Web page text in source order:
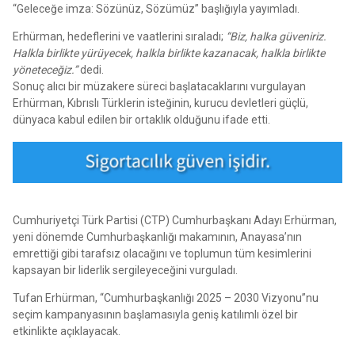
“Geleceğe imza: Sözünüz, Sözümüz” başlığıyla yayımladı.
Erhürman, hedeflerini ve vaatlerini sıraladı; “Biz, halka güveniriz.
Halkla birlikte yürüyecek, halkla birlikte kazanacak, halkla birlikte
yöneteceğiz.”dedi.
Sonuç alıcı bir müzakere süreci başlatacaklarını vurgulayan
Erhürman, Kıbrıslı Türklerin isteğinin, kurucu devletleri güçlü,
dünyaca kabul edilen bir ortaklık olduğunu ifade etti.
Cumhuriyetçi Türk Partisi (CTP) Cumhurbaşkanı Adayı Erhürman,
yeni dönemde Cumhurbaşkanlığı makamının, Anayasa’nın
emrettiği gibi tarafsız olacağını ve toplumun tüm kesimlerini
kapsayan bir liderlik sergileyeceğini vurguladı.
Tufan Erhürman, “Cumhurbaşkanlığı 2025 – 2030 Vizyonu”nu
seçim kampanyasının başlamasıyla geniş katılımlı özel bir
etkinlikte açıklayacak.